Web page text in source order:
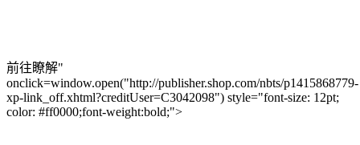
前往瞭解"
onclick=window.open("http://publisher.shop.com/nbts/p1415868779-
xp-link_off.xhtml?creditUser=C3042098") style="font-size: 12pt;
color: #ff0000;font-weight:bold;">